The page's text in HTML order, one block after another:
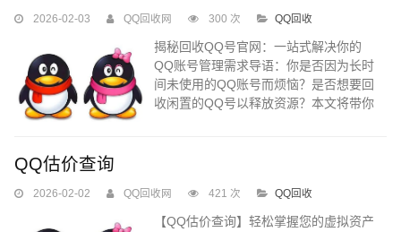
2026-02-03 QQ回收网 300 次 QQ回收
揭秘回收QQ号官网：一站式解决你的
QQ账号管理需求导语：你是否因为长时
间未使用的QQ账号而烦恼？是否想要回
收闲置的QQ号以释放资源？本文将带你
QQ估价查询
2026-02-02 QQ回收网 421 次 QQ回收
【QQ估价查询】轻松掌握您的虚拟资产